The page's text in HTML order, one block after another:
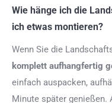
Wie hänge ich die
ich etwas montieren?
Wenn Sie die
komplett aufhangfertig
einfach auspacken,
Minute später genießen.